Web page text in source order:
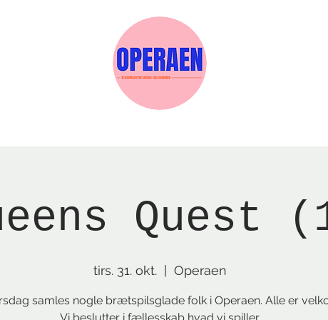
Quest
tirs. 31. okt.
  |
Operaen
samles nogle brætspilsglade folk i Operaen. Alle er